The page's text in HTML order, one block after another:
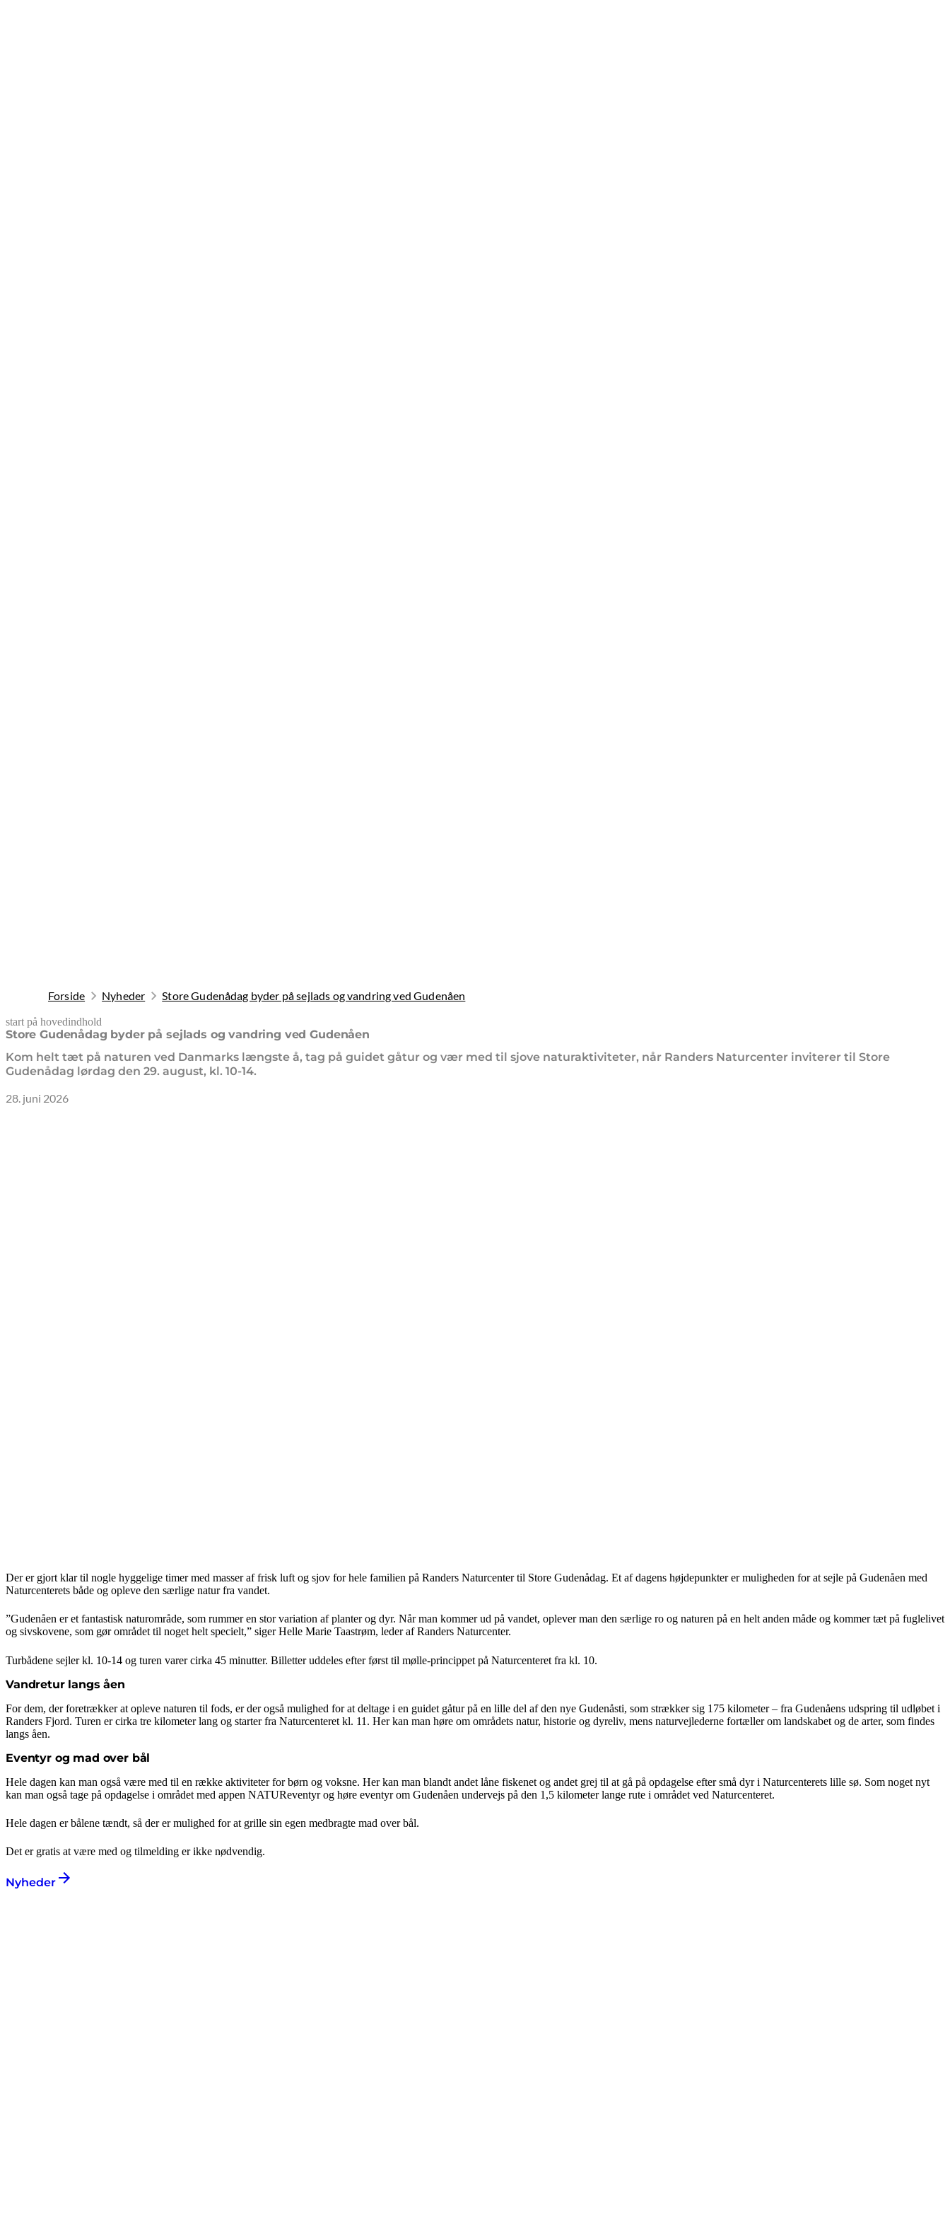
Forside Nyheder Store Gudenådag byder på sejlads og vandring ved Gudenåen
start på hovedindhold
Store Gudenådag byder på sejlads og vandring ved Gudenåen
Kom helt tæt på naturen ved Danmarks længste å, tag på guidet gåtur og vær med til sjove naturaktiviteter, når Randers Naturcenter inviterer til Store
Gudenådag lørdag den 29. august, kl. 10-14.
28. juni 2026
senest opdateret 28. juni 2026
Der er gjort klar til nogle hyggelige timer med masser af frisk luft og sjov for hele familien på Randers Naturcenter til Store Gudenådag. Et af dagens højdepunkter er muligheden for at sejle på Gudenåen med
Naturcenterets både og opleve den særlige natur fra vandet.
”Gudenåen er et fantastisk naturområde, som rummer en stor variation af planter og dyr. Når man kommer ud på vandet, oplever man den særlige ro og naturen på en helt anden måde og kommer tæt på fuglelivet
og sivskovene, som gør området til noget helt specielt,” siger Helle Marie Taastrøm, leder af Randers Naturcenter.
Turbådene sejler kl. 10-14 og turen varer cirka 45 minutter. Billetter uddeles efter først til mølle-princippet på Naturcenteret fra kl. 10.
Vandretur langs åen
For dem, der foretrækker at opleve naturen til fods, er der også mulighed for at deltage i en guidet gåtur på en lille del af den nye Gudenåsti, som strækker sig 175 kilometer – fra Gudenåens udspring til udløbet i
Randers Fjord. Turen er cirka tre kilometer lang og starter fra Naturcenteret kl. 11. Her kan man høre om områdets natur, historie og dyreliv, mens naturvejlederne fortæller om landskabet og de arter, som findes
langs åen.
Eventyr og mad over bål
Hele dagen kan man også være med til en række aktiviteter for børn og voksne. Her kan man blandt andet låne fiskenet og andet grej til at gå på opdagelse efter små dyr i Naturcenterets lille sø. Som noget nyt
kan man også tage på opdagelse i området med appen NATUReventyr og høre eventyr om Gudenåen undervejs på den 1,5 kilometer lange rute i området ved Naturcenteret.
Hele dagen er bålene tændt, så der er mulighed for at grille sin egen medbragte mad over bål.
Det er gratis at være med og tilmelding er ikke nødvendig.
Nyheder